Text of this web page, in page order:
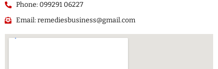
Phone: 099291 06227
Email: remediesbusiness@gmail.com